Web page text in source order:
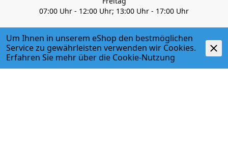
07:00 Uhr - 12:00 Uhr; 13:00 Uhr - 17:00 Uhr
034 427 27 27Haustechnik / Befestigungstechnik
034 427 27 35Handwerkerladen
info@egger-burgdorf.ch
Um Ihnen in unserem eShop den bestmöglichen
Service zu gewährleisten verwenden wir Cookies.
Erfahren Sie mehr über die Cookie-Nutzung